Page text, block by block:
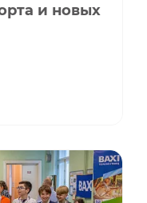
и новых